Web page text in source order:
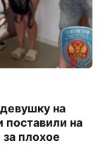
на
поставили на
плохое